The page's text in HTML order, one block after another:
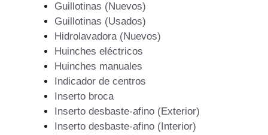
Guillotinas (Nuevos)
Guillotinas (Usados)
Hidrolavadora (Nuevos)
Huinches eléctricos
Huinches manuales
Indicador de centros
Inserto broca
Inserto desbaste-afino (Exterior)
Inserto desbaste-afino (Interior)